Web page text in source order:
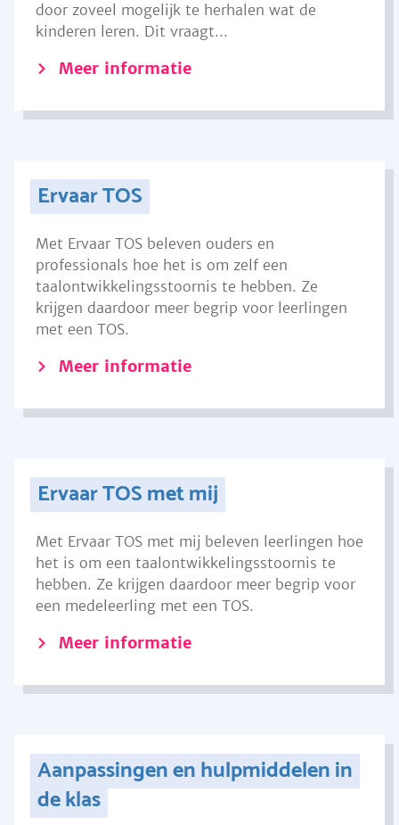
door zoveel mogelijk te herhalen wat de
kinderen leren. Dit vraagt...
Meer informatie
Ervaar TOS
Met Ervaar TOS beleven ouders en
professionals hoe het is om zelf een
taalontwikkelingsstoornis te hebben. Ze
krijgen daardoor meer begrip voor leerlingen
met een TOS.
Meer informatie
Ervaar TOS met mij
Met Ervaar TOS met mij beleven leerlingen hoe
het is om een taalontwikkelingsstoornis te
hebben. Ze krijgen daardoor meer begrip voor
een medeleerling met een TOS.
Meer informatie
Aanpassingen en hulpmiddelen in
de klas